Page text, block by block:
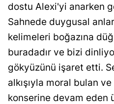
dostu Alexi'yi anarken
Sahnede duygusal
kelimeleri boğazına
buradadır ve bizi
gökyüzünü işaret etti.
alkışıyla moral bulan
konserine devam eden